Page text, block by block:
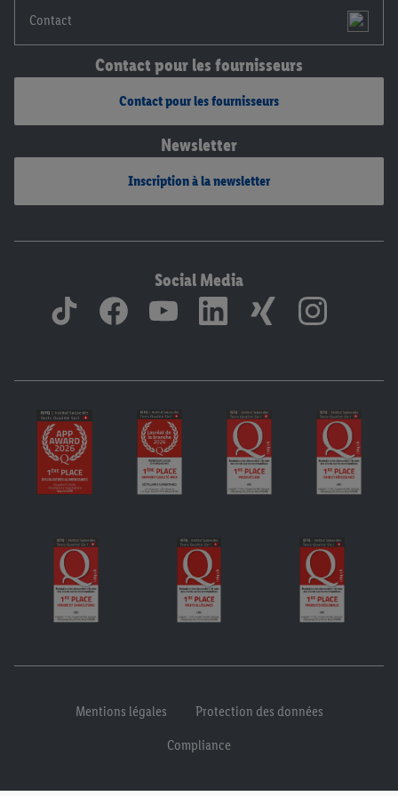
Contact
Contact pour les fournisseurs
Contact pour les fournisseurs
Newsletter
Inscription à la newsletter
Social Media
Mentions légales
Protection des données
Compliance